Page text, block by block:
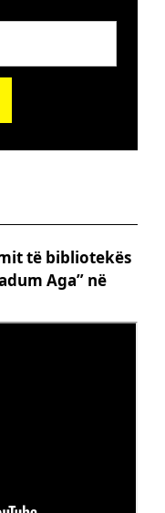
të bibliotekës
Aga” në